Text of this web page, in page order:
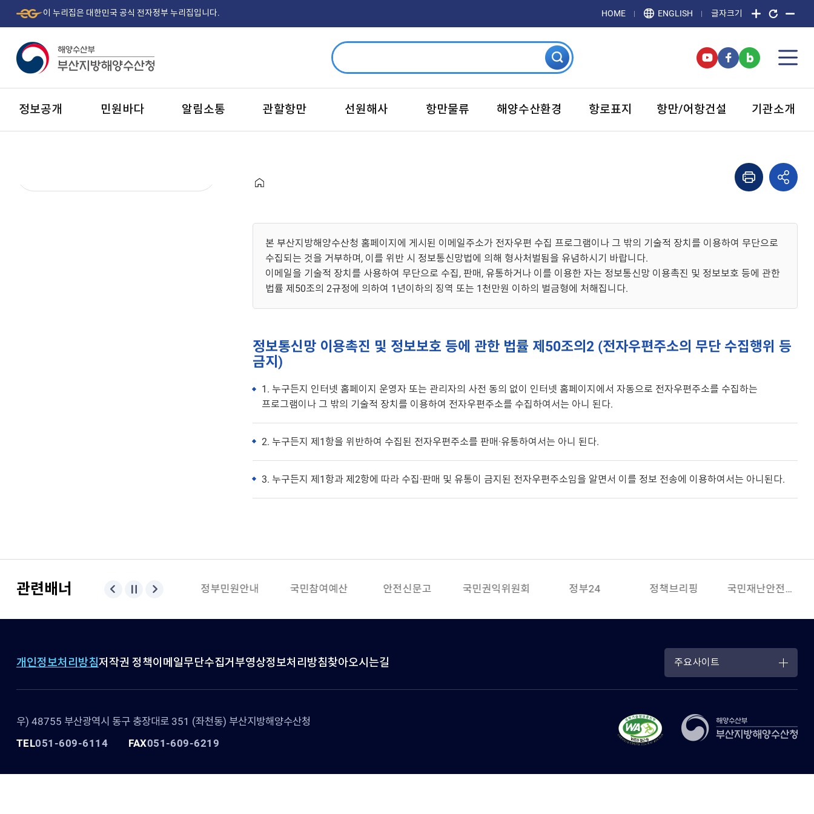
이 누리집은 대한민국 공식 전자정부 누리집입니다. HOME ENGLISH 글자크기
정보공개 민원바다 알림소통 관할항만 선원해사 항만물류 해양수산환경 항로표지 항만/어항건설 기관소개
본 부산지방해양수산청 홈페이지에 게시된 이메일주소가 전자우편 수집 프로그램이나 그 밖의 기술적 장치를 이용하여 무단으로
수집되는 것을 거부하며, 이를 위반 시 정보통신망법에 의해 형사처벌됨을 유념하시기 바랍니다.
이메일을 기술적 장치를 사용하여 무단으로 수집, 판매, 유통하거나 이를 이용한 자는 정보통신망 이용촉진 및 정보보호 등에 관한
법률 제50조의 2규정에 의하여 1년이하의 징역 또는 1천만원 이하의 벌금형에 처해집니다.
정보통신망 이용촉진 및 정보보호 등에 관한 법률 제50조의2 (전자우편주소의 무단 수집행위 등
금지)
1. 누구든지 인터넷 홈페이지 운영자 또는 관리자의 사전 동의 없이 인터넷 홈페이지에서 자동으로 전자우편주소를 수집하는
프로그램이나 그 밖의 기술적 장치를 이용하여 전자우편주소를 수집하여서는 아니 된다.
2. 누구든지 제1항을 위반하여 수집된 전자우편주소를 판매·유통하여서는 아니 된다.
3. 누구든지 제1항과 제2항에 따라 수집·판매 및 유통이 금지된 전자우편주소임을 알면서 이를 정보 전송에 이용하여서는 아니된다.
관련배너
PORT-MIS 해양수산부 정부민원안내 국민참여예산 안전신문고 국민권익위원회 정부24 정책브리핑 국민재난안전포털
개인정보처리방침저작권 정책이메일무단수집거부영상정보처리방침찾아오시는길 주요사이트
우) 48755 부산광역시 동구 충장대로 351 (좌천동) 부산지방해양수산청
TEL051-609-6114 FAX051-609-6219